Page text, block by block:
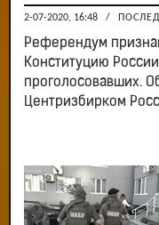
2-07-2020, 16:48 /
Референдум
Конституцию
проголосовавших.
Центризбирком